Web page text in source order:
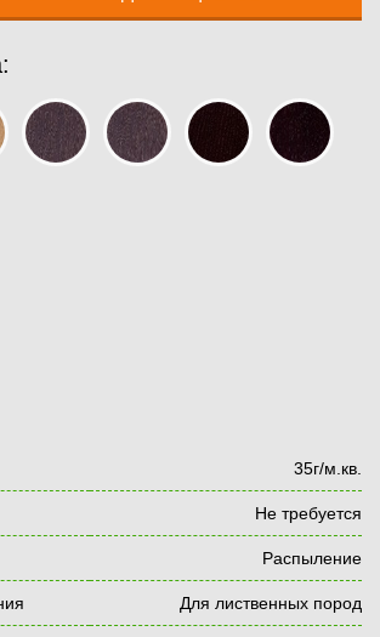
35г/м.кв.
Не требуется
Распыление
Для лиственных пород